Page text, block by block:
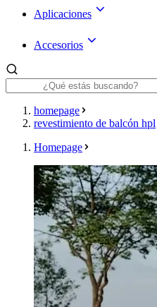
Aplicaciones
Accesorios
homepage
revestimiento de balcón hpl
Homepage